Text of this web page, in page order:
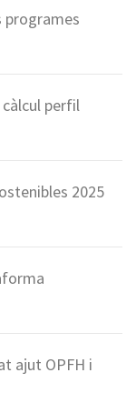
perfil
2025
ajut OPFH i